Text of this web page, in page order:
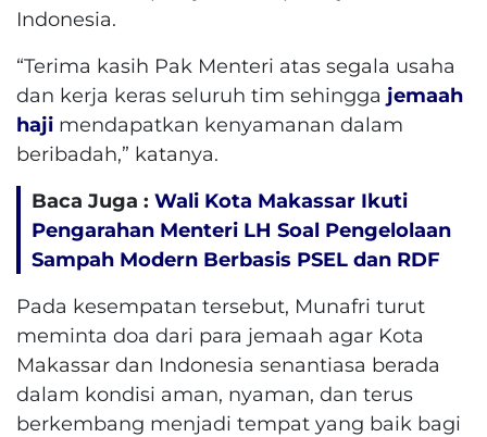
Indonesia.
“Terima kasih Pak Menteri atas segala usaha
dan kerja keras seluruh tim sehingga jemaah
haji mendapatkan kenyamanan dalam
beribadah,” katanya.
Baca Juga : Wali Kota Makassar Ikuti
Pengarahan Menteri LH Soal Pengelolaan
Sampah Modern Berbasis PSEL dan RDF
Pada kesempatan tersebut, Munafri turut
meminta doa dari para jemaah agar Kota
Makassar dan Indonesia senantiasa berada
dalam kondisi aman, nyaman, dan terus
berkembang menjadi tempat yang baik bagi